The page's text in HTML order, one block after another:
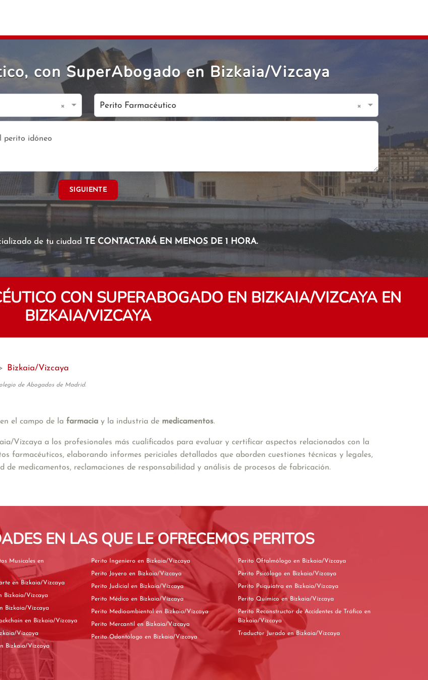
con SuperAbogado en Bizkaia/Vizcaya
× Perito Farmacéutico ×
SIGUIENTE
de tu ciudad TE CONTACTARÁ EN MENOS DE 1 HORA.
CON SUPERABOGADO EN BIZKAIA/VIZCAYA EN
BIZKAIA/VIZCAYA
Bizkaia/Vizcaya
de Abogados de Madrid.
el campo de la farmacia y la industria de medicamentos.
Vizcaya a los profesionales más cualificados para evaluar y certificar aspectos relacionados con la
farmacéuticos, elaborando informes periciales detallados que aborden cuestiones técnicas y legales,
medicamentos, reclamaciones de responsabilidad y análisis de procesos de fabricación.
EN LAS QUE LE OFRECEMOS PERITOS
Musicales en
Perito de Obras de arte en Bizkaia/Vizcaya
de Seguros en Bizkaia/Vizcaya
Economista en Bizkaia/Vizcaya
Perito experto en Blockchain en Bizkaia/Vizcaya
en Bizkaia/Vizcaya
Informático en Bizkaia/Vizcaya
Perito Ingeniero en Bizkaia/Vizcaya
Perito Joyero en Bizkaia/Vizcaya
Perito Judicial en Bizkaia/Vizcaya
Perito Médico en Bizkaia/Vizcaya
Perito Medioambiental en Bizkaia/Vizcaya
Perito Mercantil en Bizkaia/Vizcaya
Perito Odontólogo en Bizkaia/Vizcaya
Perito Oftalmólogo en Bizkaia/Vizcaya
Perito Psicólogo en Bizkaia/Vizcaya
Perito Psiquiatra en Bizkaia/Vizcaya
Perito Químico en Bizkaia/Vizcaya
Perito Reconstructor de Accidentes de Tráfico en
Bizkaia/Vizcaya
Traductor Jurado en Bizkaia/Vizcaya